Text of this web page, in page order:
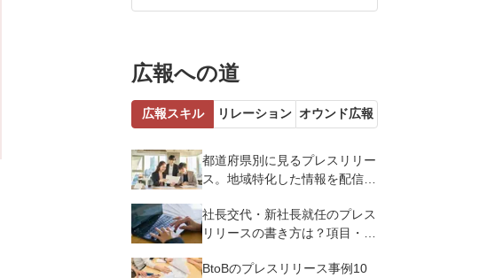
広報への道
広報スキル リレーション オウンド広報
都道府県別に見るプレスリリー
ス。地域特化した情報を配信す
社長交代・新社長就任のプレス
リリースの書き方は？項目・ポ
BtoBのプレスリリース事例10